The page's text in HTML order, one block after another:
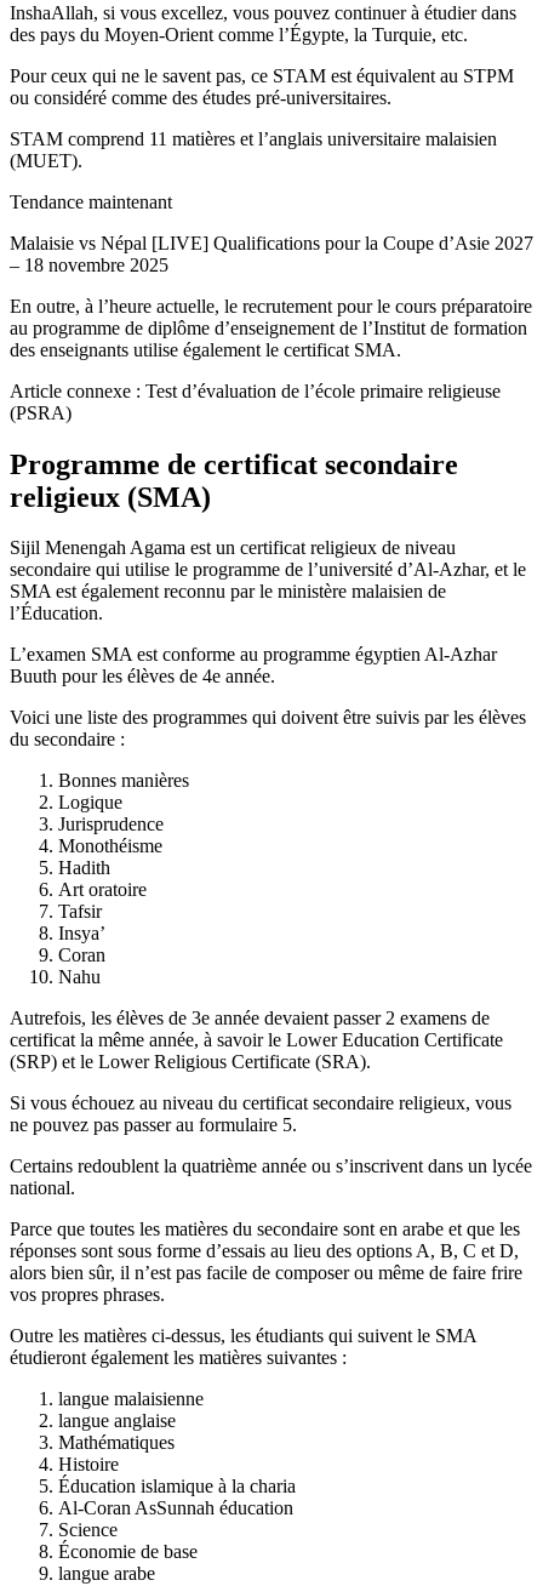
InshaAllah, si vous excellez, vous pouvez continuer à étudier dans
des pays du Moyen-Orient comme l’Égypte, la Turquie, etc.
Pour ceux qui ne le savent pas, ce STAM est équivalent au STPM
ou considéré comme des études pré-universitaires.
STAM comprend 11 matières et l’anglais universitaire malaisien
(MUET).
Tendance maintenant
Malaisie vs Népal [LIVE] Qualifications pour la Coupe d’Asie 2027
– 18 novembre 2025
En outre, à l’heure actuelle, le recrutement pour le cours préparatoire
au programme de diplôme d’enseignement de l’Institut de formation
des enseignants utilise également le certificat SMA.
Article connexe : Test d’évaluation de l’école primaire religieuse
(PSRA)
Programme de certificat secondaire
religieux (SMA)
Sijil Menengah Agama est un certificat religieux de niveau
secondaire qui utilise le programme de l’université d’Al-Azhar, et le
SMA est également reconnu par le ministère malaisien de
l’Éducation.
L’examen SMA est conforme au programme égyptien Al-Azhar
Buuth pour les élèves de 4e année.
Voici une liste des programmes qui doivent être suivis par les élèves
du secondaire :
Bonnes manières
Logique
Jurisprudence
Monothéisme
Hadith
Art oratoire
Tafsir
Insya’
Coran
Nahu
Autrefois, les élèves de 3e année devaient passer 2 examens de
certificat la même année, à savoir le Lower Education Certificate
(SRP) et le Lower Religious Certificate (SRA).
Si vous échouez au niveau du certificat secondaire religieux, vous
ne pouvez pas passer au formulaire 5.
Certains redoublent la quatrième année ou s’inscrivent dans un lycée
national.
Parce que toutes les matières du secondaire sont en arabe et que les
réponses sont sous forme d’essais au lieu des options A, B, C et D,
alors bien sûr, il n’est pas facile de composer ou même de faire frire
vos propres phrases.
Outre les matières ci-dessus, les étudiants qui suivent le SMA
étudieront également les matières suivantes :
langue malaisienne
langue anglaise
Mathématiques
Histoire
Éducation islamique à la charia
Al-Coran AsSunnah éducation
Science
Économie de base
langue arabe